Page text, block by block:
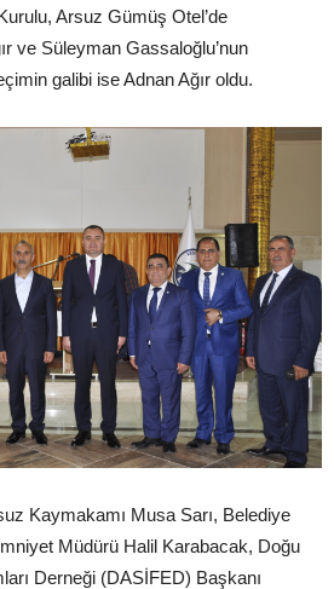
Arsuz Gümüş Otel’de
ve Süleyman Gassaloğlu’nun
galibi ise Adnan Ağır oldu.
Kaymakamı Musa Sarı, Belediye
Müdürü Halil Karabacak, Doğu
Derneği (DASİFED) Başkanı